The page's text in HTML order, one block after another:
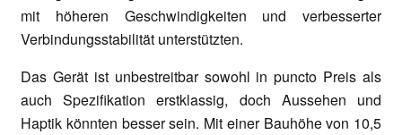
mit höheren Geschwindigkeiten und verbesserter
Verbindungsstabilität unterstützten.
Das Gerät ist unbestreitbar sowohl in puncto Preis als
auch Spezifikation erstklassig, doch Aussehen und
Haptik könnten besser sein. Mit einer Bauhöhe von 10,5